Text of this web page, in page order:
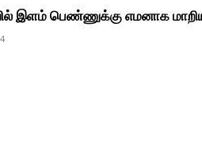
இளம் பெண்ணுக்கு எமனாக